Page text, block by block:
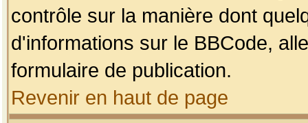
contrôle sur la manière dont
d'informations sur le BBCode,
formulaire de publication.
Revenir en haut de page